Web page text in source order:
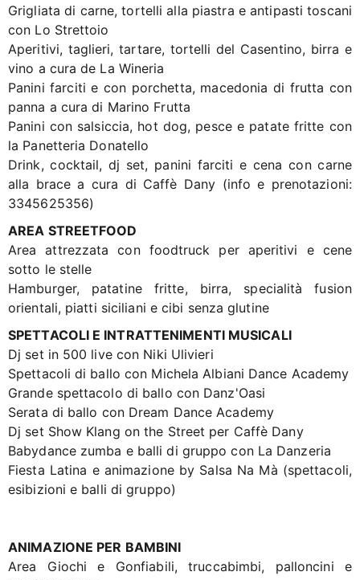
Grigliata di carne, tortelli alla piastra e antipasti toscani
con Lo Strettoio
Aperitivi, taglieri, tartare, tortelli del Casentino, birra e
vino a cura de La Wineria
Panini farciti e con porchetta, macedonia di frutta con
panna a cura di Marino Frutta
Panini con salsiccia, hot dog, pesce e patate fritte con
la Panetteria Donatello
Drink, cocktail, dj set, panini farciti e cena con carne
alla brace a cura di Caffè Dany (info e prenotazioni:
3345625356)
AREA STREETFOOD
Area attrezzata con foodtruck per aperitivi e cene
sotto le stelle
Hamburger, patatine fritte, birra, specialità fusion
orientali, piatti siciliani e cibi senza glutine
SPETTACOLI E INTRATTENIMENTI MUSICALI
Dj set in 500 live con Niki Ulivieri
Spettacoli di ballo con Michela Albiani Dance Academy
Grande spettacolo di ballo con Danz'Oasi
Serata di ballo con Dream Dance Academy
Dj set Show Klang on the Street per Caffè Dany
Babydance zumba e balli di gruppo con La Danzeria
Fiesta Latina e animazione by Salsa Na Mà (spettacoli,
esibizioni e balli di gruppo)
ANIMAZIONE PER BAMBINI
Area Giochi e Gonfiabili, truccabimbi, palloncini e